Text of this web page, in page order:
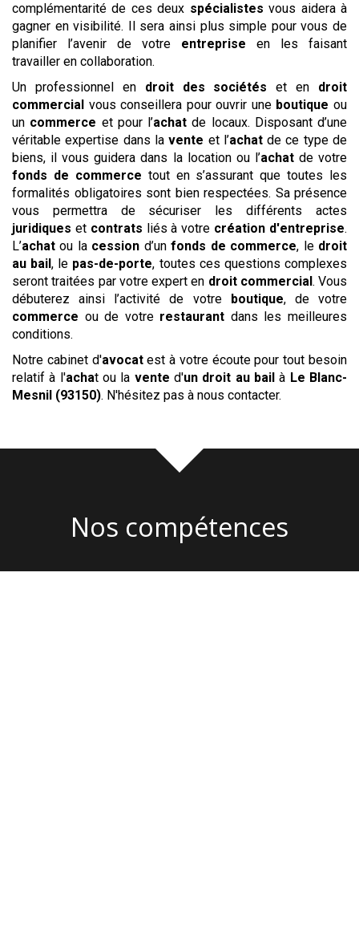
complémentarité de ces deux spécialistes vous aidera à
gagner en visibilité. Il sera ainsi plus simple pour vous de
planifier l’avenir de votre entreprise en les faisant
travailler en collaboration.
Un professionnel en droit des sociétés et en droit
commercial vous conseillera pour ouvrir une boutique ou
un commerce et pour l’achat de locaux. Disposant d’une
véritable expertise dans lavente et l’achatde ce type de
biens, il vous guidera dans la location ou l’achatde votre
fonds de commerce tout en s’assurant que toutes les
formalités obligatoires sont bien respectées. Sa présence
vous permettra de sécuriser les différents actes
juridiques et contrats liés à votre création d'entreprise.
L’achat ou la cession d’unfonds de commerce, le droit
au bail, le pas-de-porte, toutes ces questions complexes
seront traitées par votre expert en droit commercial . Vous
débuterez ainsi l’activité de votre
boutique, de votre
commerce ou de votre restaurant dans les meilleures
conditions.
Notre cabinet d'avocatest à votre écoute pour tout besoin
relatif à l'achat ou la vented'un droit au bail à Le Blanc-
Mesnil (93150). N'hésitez pas à nous contacter.
Nos compétences